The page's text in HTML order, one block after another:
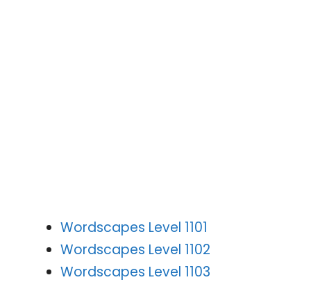
Wordscapes Level 1101
Wordscapes Level 1102
Wordscapes Level 1103